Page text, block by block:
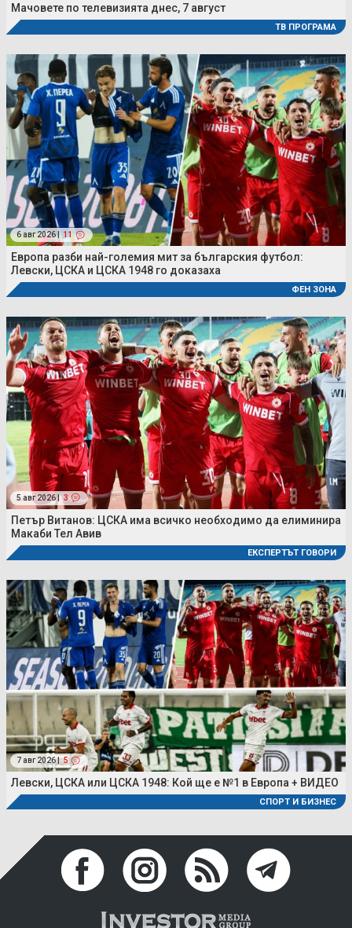
Мачовете по телевизията днес, 7 август
ТВ ПРОГРАМА
6 авг 2026 | 11
Европа разби най-големия мит за българския футбол:
Левски, ЦСКА и ЦСКА 1948 го доказаха
ФЕН ЗОНА
5 авг 2026 | 3
Петър Витанов: ЦСКА има всичко необходимо да елиминира
Макаби Тел Авив
ЕКСПЕРТЪТ ГОВОРИ
7 авг 2026 | 5
Левски, ЦСКА или ЦСКА 1948: Кой ще е №1 в Европа + ВИДЕО
СПОРТ И БИЗНЕС